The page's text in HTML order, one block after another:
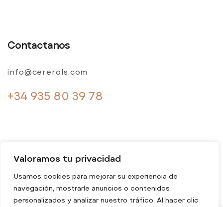
Valoramos tu privacidad
Usamos cookies para mejorar su experiencia de
navegación, mostrarle anuncios o contenidos
personalizados y analizar nuestro tráfico. Al hacer clic
Contactanos
info@cererols.com
+34 935 80 39 78
© 2024 Cererols. Todos los derechos reservados